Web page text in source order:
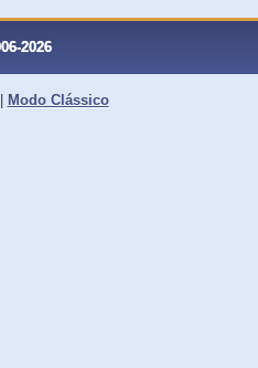
2026
Modo Clássico